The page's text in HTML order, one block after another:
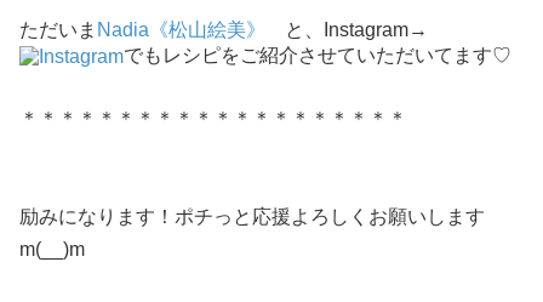
ただいま Nadia《松山絵美》
と、Instagram→
でもレシピをご紹介させていただいてます♡
＊＊＊＊＊＊＊＊＊＊＊＊＊＊＊＊＊＊＊＊
励みになります！ポチっと応援よろしくお願いします
m(__)m